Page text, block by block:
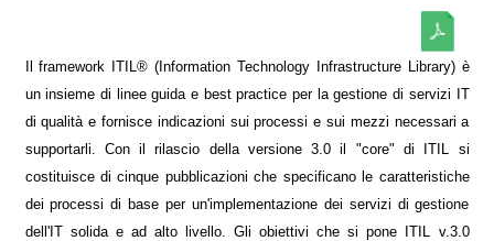
Il framework ITIL® (Information Technology Infrastructure Library) è
un insieme di linee guida e best practice per la gestione di servizi IT
di qualità e fornisce indicazioni sui processi e sui mezzi necessari a
supportarli. Con il rilascio della versione 3.0 il "core" di ITIL si
costituisce di cinque pubblicazioni che specificano le caratteristiche
dei processi di base per un'implementazione dei servizi di gestione
dell'IT solida e ad alto livello. Gli obiettivi che si pone ITIL v.3.0